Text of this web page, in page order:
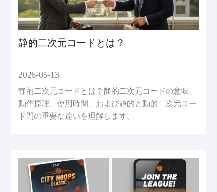
静的二次元コードとは？
2026-05-13
静的二次元コードとは？静的二次元コードの意味、
動作原理、使用時間、および静的と動的二次元コー
ド間の重要な違いを理解します。